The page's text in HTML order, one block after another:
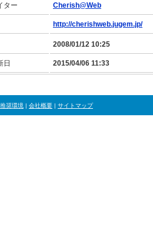
ター Cherish@Web
http://cherishweb.jugem.jp/
2008/01/12 10:25
日 2015/04/06 11:33
推奨環境 | 会社概要 | サイトマップ